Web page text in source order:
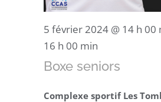
5 février 2024 @ 14 h 00
16 h 00 min
Boxe seniors
Complexe sportif Les